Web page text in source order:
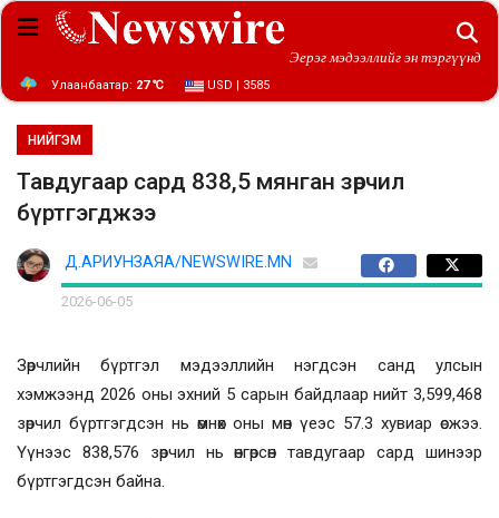
Эерэг мэдээллийг эн тэргүүнд
Улаанбаатар: 27 ℃ USD | 3585
НИЙГЭМ
Тавдугаар сард 838,5 мянган зөрчил
бүртгэгджээ
Д.АРИУНЗАЯА/NEWSWIRE.MN
2026-06-05
Зөрчлийн бүртгэл мэдээллийн нэгдсэн санд улсын
хэмжээнд 2026 оны эхний 5 сарын байдлаар нийт 3,599,468
зөрчил бүртгэгдсэн нь өмнөх оны мөн үеэс 57.3 хувиар өсжээ.
Үүнээс 838,576 зөрчил нь өнгөрсөн тавдугаар сард шинээр
бүртгэгдсэн байна.